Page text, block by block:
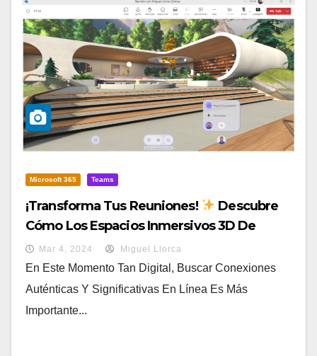
Microsoft 365 Teams
¡Transforma Tus Reuniones!
Descubre
Cómo Los Espacios Inmersivos 3D De
Teams Lo Cambiarán TODO
Mar 4, 2024 Miguel Llorca
En Este Momento Tan Digital, Buscar Conexiones
Auténticas Y Significativas En Línea Es Más
Importante...